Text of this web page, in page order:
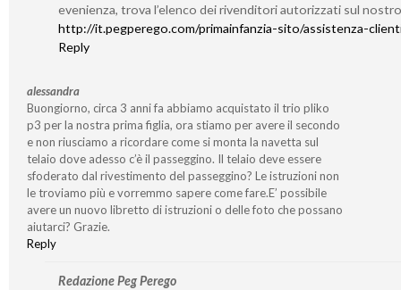
evenienza, trova l’elenco dei rivenditori autorizzati sul
http://it.pegperego.com/primainfanzia-sito/assistenza-
Reply
alessandra
Buongiorno, circa 3 anni fa abbiamo acquistato il trio pliko
p3 per la nostra prima figlia, ora stiamo per avere il secondo
e non riusciamo a ricordare come si monta la navetta sul
telaio dove adesso c’è il passeggino. Il telaio deve essere
sfoderato dal rivestimento del passeggino? Le istruzioni non
le troviamo più e vorremmo sapere come fare.E’ possibile
avere un nuovo libretto di istruzioni o delle foto che possano
aiutarci? Grazie.
Reply
Redazione Peg Perego